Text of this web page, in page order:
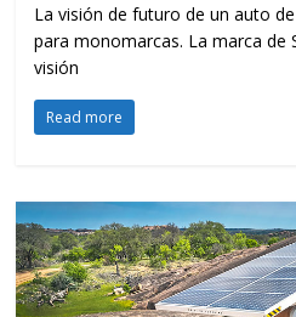
La visión de futuro de un auto
para monomarcas. La marca de
visión
Read more